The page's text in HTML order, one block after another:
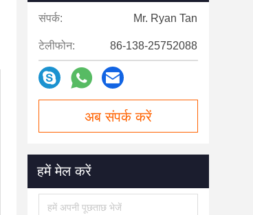
संपर्क: Mr. Ryan Tan
टेलीफोन: 86-138-25752088
अब संपर्क करें
हमें मेल करें